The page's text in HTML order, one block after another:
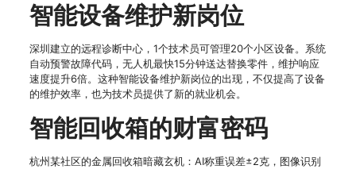
智能设备维护新岗位
深圳建立的远程诊断中心，1个技术员可管理20个小区设备。系统
自动预警故障代码，无人机最快15分钟送达替换零件，维护响应
速度提升6倍。这种智能设备维护新岗位的出现，不仅提高了设备
的维护效率，也为技术员提供了新的就业机会。
智能回收箱的财富密码
杭州某社区的金属回收箱暗藏玄机：AI称重误差±2克，图像识别